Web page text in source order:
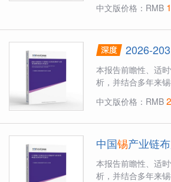
中文版价格：RMB
2026-
本报告前瞻性、适
析，并结合多年来
中文版价格：RMB
中国锡产业链
本报告前瞻性、适
析，并结合多年来